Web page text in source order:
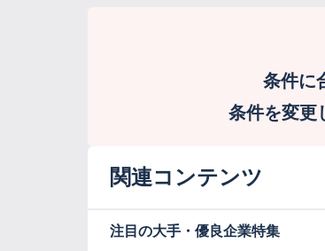
条件に
条件を変更
関連コンテンツ
注目の大手・優良企業特集